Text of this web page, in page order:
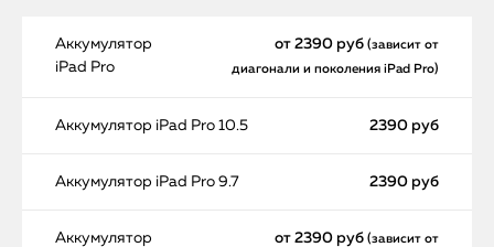
Аккумулятор
iPad Pro
от 2390 руб (зависит от
диагонали и поколения iPad Pro)
Аккумулятор iPad Pro 10.5 2390 руб
Аккумулятор iPad Pro 9.7 2390 руб
Аккумулятор
от 2390 руб (зависит от